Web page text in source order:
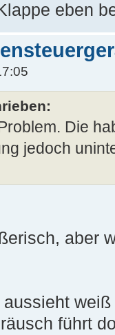
eben
Die
jedoch
aber
führt